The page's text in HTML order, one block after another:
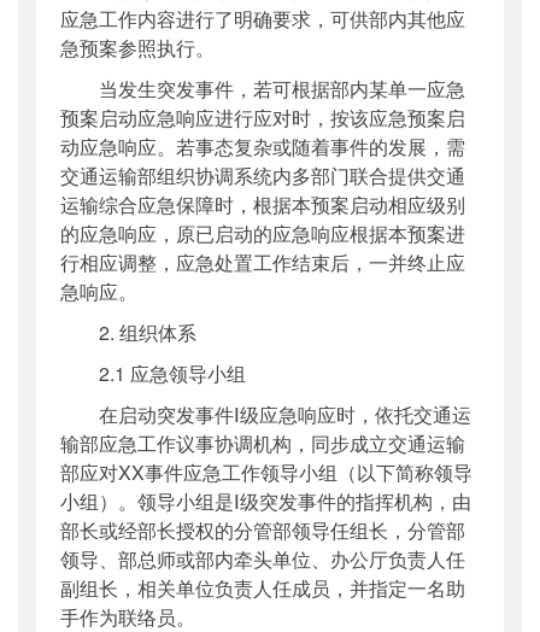
应急工作内容进行了明确要求，可供部内其他应
急预案参照执行。
当发生突发事件，若可根据部内某单一应急
预案启动应急响应进行应对时，按该应急预案启
动应急响应。若事态复杂或随着事件的发展，需
交通运输部组织协调系统内多部门联合提供交通
运输综合应急保障时，根据本预案启动相应级别
的应急响应，原已启动的应急响应根据本预案进
行相应调整，应急处置工作结束后，一并终止应
急响应。
2. 组织体系
2.1 应急领导小组
在启动突发事件Ⅰ级应急响应时，依托交通运
输部应急工作议事协调机构，同步成立交通运输
部应对XX事件应急工作领导小组（以下简称领导
小组）。领导小组是Ⅰ级突发事件的指挥机构，由
部长或经部长授权的分管部领导任组长，分管部
领导、部总师或部内牵头单位、办公厅负责人任
副组长，相关单位负责人任成员，并指定一名助
手作为联络员。